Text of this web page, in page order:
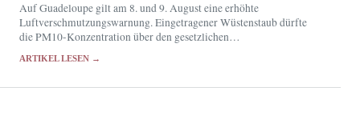
Auf Guadeloupe gilt am 8. und 9. August eine erhöhte
Luftverschmutzungswarnung. Eingetragener Wüstenstaub dürfte
die PM10-Konzentration über den gesetzlichen
ARTIKEL LESEN →